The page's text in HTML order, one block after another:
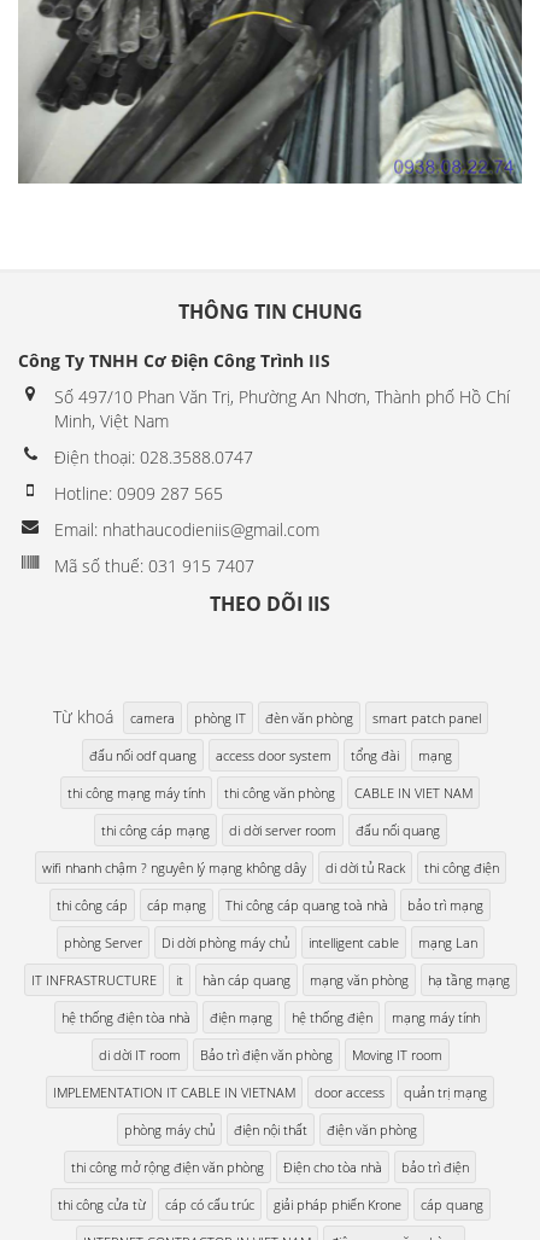
THÔNG TIN CHUNG
Công Ty TNHH Cơ Điện Công Trình IIS
Số 497/10 Phan Văn Trị, Phường An Nhơn, Thành phố Hồ Chí
Minh, Việt Nam
Điện thoại: 028.3588.0747
Hotline: 0909 287 565
Email: nhathaucodieniis@gmail.com
Mã số thuế: 031 915 7407
THEO DÕI IIS
Từ khoá camera phòng IT đèn văn phòng smart patch panel
đấu nối odf quang access door system tổng đài mạng
thi công mạng máy tính thi công văn phòng CABLE IN VIET NAM
thi công cáp mạng di dời server room đấu nối quang
wifi nhanh chậm ? nguyên lý mạng không dây di dời tủ Rack thi công điện
thi công cáp cáp mạng Thi công cáp quang toà nhà bảo trì mạng
phòng Server Di dời phòng máy chủ intelligent cable mạng Lan
IT INFRASTRUCTURE it hàn cáp quang mạng văn phòng hạ tầng mạng
hệ thống điện tòa nhà điện mạng hệ thống điện mạng máy tính
di dời IT room Bảo trì điện văn phòng Moving IT room
IMPLEMENTATION IT CABLE IN VIETNAM door access quản trị mạng
phòng máy chủ điện nội thất điện văn phòng
thi công mở rộng điện văn phòng Điện cho tòa nhà bảo trì điện
thi công cửa từ cáp có cấu trúc giải pháp phiến Krone cáp quang